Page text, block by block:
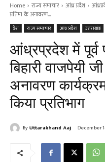
Home राज्य समाचार आंध्र प्रदेश
प्रतिमा के अनावरण...
देश राज्य समाचार आंध्र प्रदेश उत्तराखंड
आंध्रप्रदेश में
बिहारी वाजपेयी
अनावरण
किया प्रतिभाग
By Uttarakhand Aaj December